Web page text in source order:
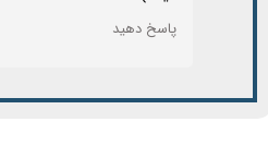
پاسخ دهید